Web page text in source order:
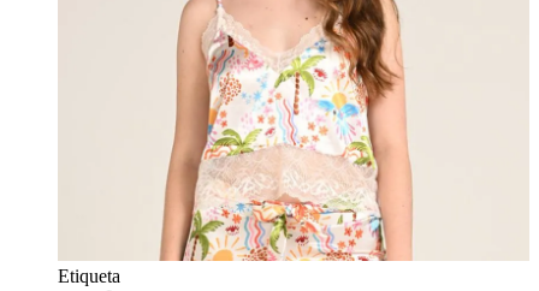
Etiqueta